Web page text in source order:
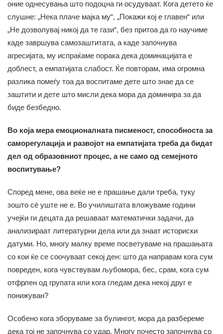
оние однесувања што подоцна ги осудуваат. Кога детето ќе
слушне: „Нека плаче мајка му“, „Покажи кој е главен“ или
„Не дозволувај никој да те гази“, без притоа да го научиме
каде завршува самозаштитата, а каде започнува
агресијата, му испраќаме порака дека доминацијата е
доблест, а емпатијата слабост. Ќе повторам, има огромна
разлика помеѓу тоа да воспитаме дете што знае да се
заштити и дете што мисли дека мора да доминира за да
биде безбедно.
Во која мера емоционалната писменост, способноста за
саморегулација и развојот на емпатијата треба да бидат
дел од образовниот процес, а не само од семејното
воспитување?
Според мене, ова веќе не е прашање дали треба, туку
зошто сè уште не е. Во училиштата вложуваме години
учејќи ги децата да решаваат математички задачи, да
анализираат литературни дела или да знаат историски
датуми. Но, многу малку време посветуваме на прашањата
со кои ќе се соочуваат секој ден: што да направам кога сум
повреден, кога чувствувам љубомора, бес, срам, кога сум
отфрлен од групата или кога гледам дека некој друг е
понижуван?
Особено кога зборуваме за булингот, мора да разбереме
дека тој не започнува со удар. Многу почесто започнува со